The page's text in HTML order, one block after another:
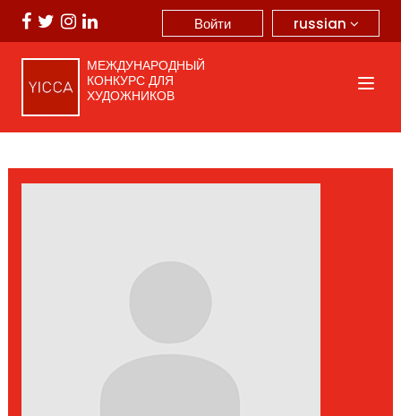
russian
Войти
МЕЖДУНАРОДНЫЙ
КОНКУРС ДЛЯ
ХУДОЖНИКОВ